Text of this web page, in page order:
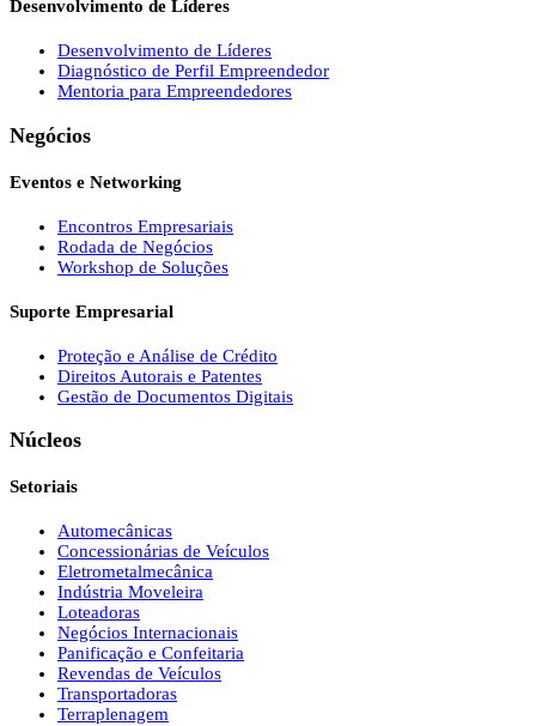
Desenvolvimento de Líderes
Desenvolvimento de Líderes
Diagnóstico de Perfil Empreendedor
Mentoria para Empreendedores
Negócios
Eventos e Networking
Encontros Empresariais
Rodada de Negócios
Workshop de Soluções
Suporte Empresarial
Proteção e Análise de Crédito
Direitos Autorais e Patentes
Gestão de Documentos Digitais
Núcleos
Setoriais
Automecânicas
Concessionárias de Veículos
Eletrometalmecânica
Indústria Moveleira
Loteadoras
Negócios Internacionais
Panificação e Confeitaria
Revendas de Veículos
Transportadoras
Terraplenagem